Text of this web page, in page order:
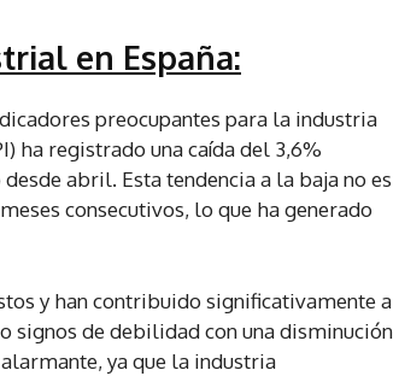
en España:
preocupantes para la industria
ha registrado una caída del 3,6%
abril. Esta tendencia a la baja no es
consecutivos, lo que ha generado
y han contribuido significativamente a
signos de debilidad con una disminución
ya que la industria